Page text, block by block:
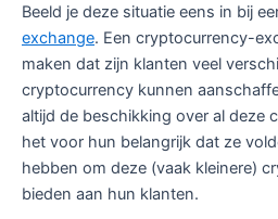
Beeld je deze situatie eens in bij
exchange. Een cryptocurrency-
maken dat zijn klanten veel
cryptocurrency kunnen
altijd de beschikking over al deze
het voor hun belangrijk dat ze
hebben om deze (vaak kleinere)
bieden aan hun klanten.